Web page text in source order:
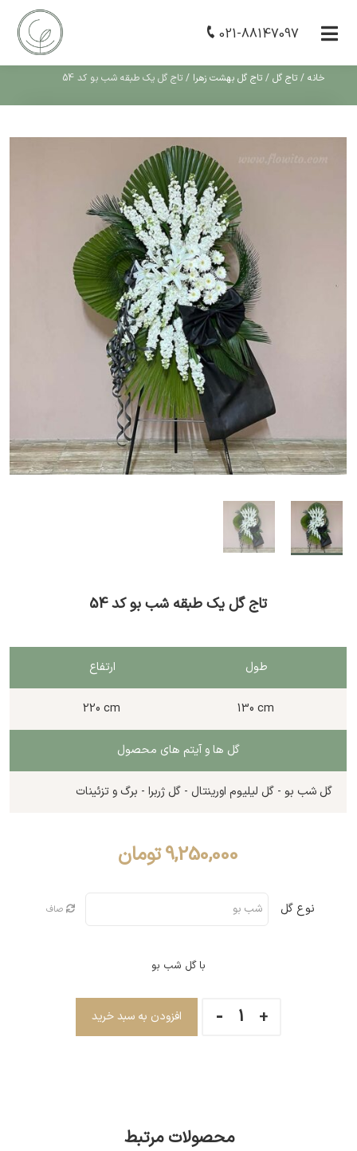
021-88147097
خانه / تاج گل / تاج گل بهشت زهرا / تاج گل یک طبقه شب بو کد 54
تاج گل یک طبقه شب بو کد 54
طول ارتفاع
220 cm 130 cm
گل ها و آیتم های محصول
گل شب بو - گل لیلیوم اورینتال - گل ژربرا - برگ و تزئینات
9,250,000تومان
نوع گل صاف
با گل شب بو
افزودن به سبد خرید
محصولات مرتبط